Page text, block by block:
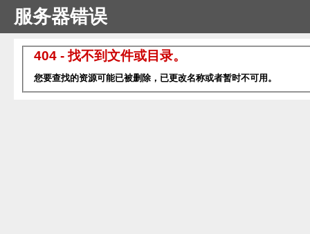
服务器错误
404 - 找不到文件或目录。
您要查找的资源可能已被删除，已更改名称或者暂时不可用。